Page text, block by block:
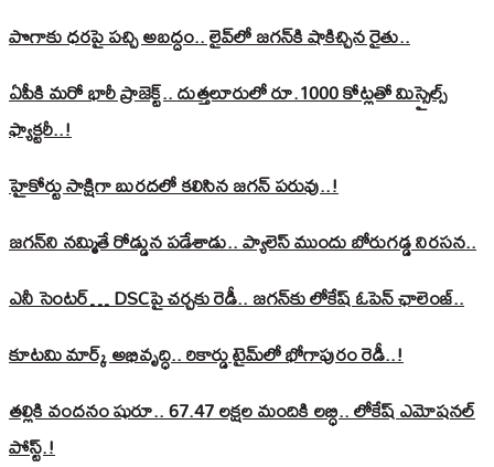
పొగాకు ధరపై పచ్చి అబద్దం.. లైవ్‌లో జగన్‌కి షాకిచ్చిన రైతు..
ఏపీకి మరో భారీ ప్రాజెక్ట్.. దుత్తలూరులో రూ.1000 కోట్లతో మిస్సైల్స్
ఫ్యాక్టరీ..!
హైకోర్టు సాక్షిగా బురదలో కలిసిన జగన్ పరువు..!
జగన్‌ని నమ్మితే రోడ్డున పడేశాడు.. ప్యాలెస్‌ ముందు బోరుగడ్డ నిరసన..
ఎనీ సెంటర్‌… DSCపై చర్చకు రెడీ.. జగన్‌కు లోకేష్‌ ఓపెన్ ఛాలెంజ్..
కూటమి మార్క్ అభివృద్ధి.. రికార్డు టైమ్‌లో భోగాపురం రెడీ..!
తల్లికి వందనం షురూ.. 67.47 లక్షల మందికి లబ్ధి.. లోకేష్‌ ఎమోషనల్
పోస్ట్‌.!